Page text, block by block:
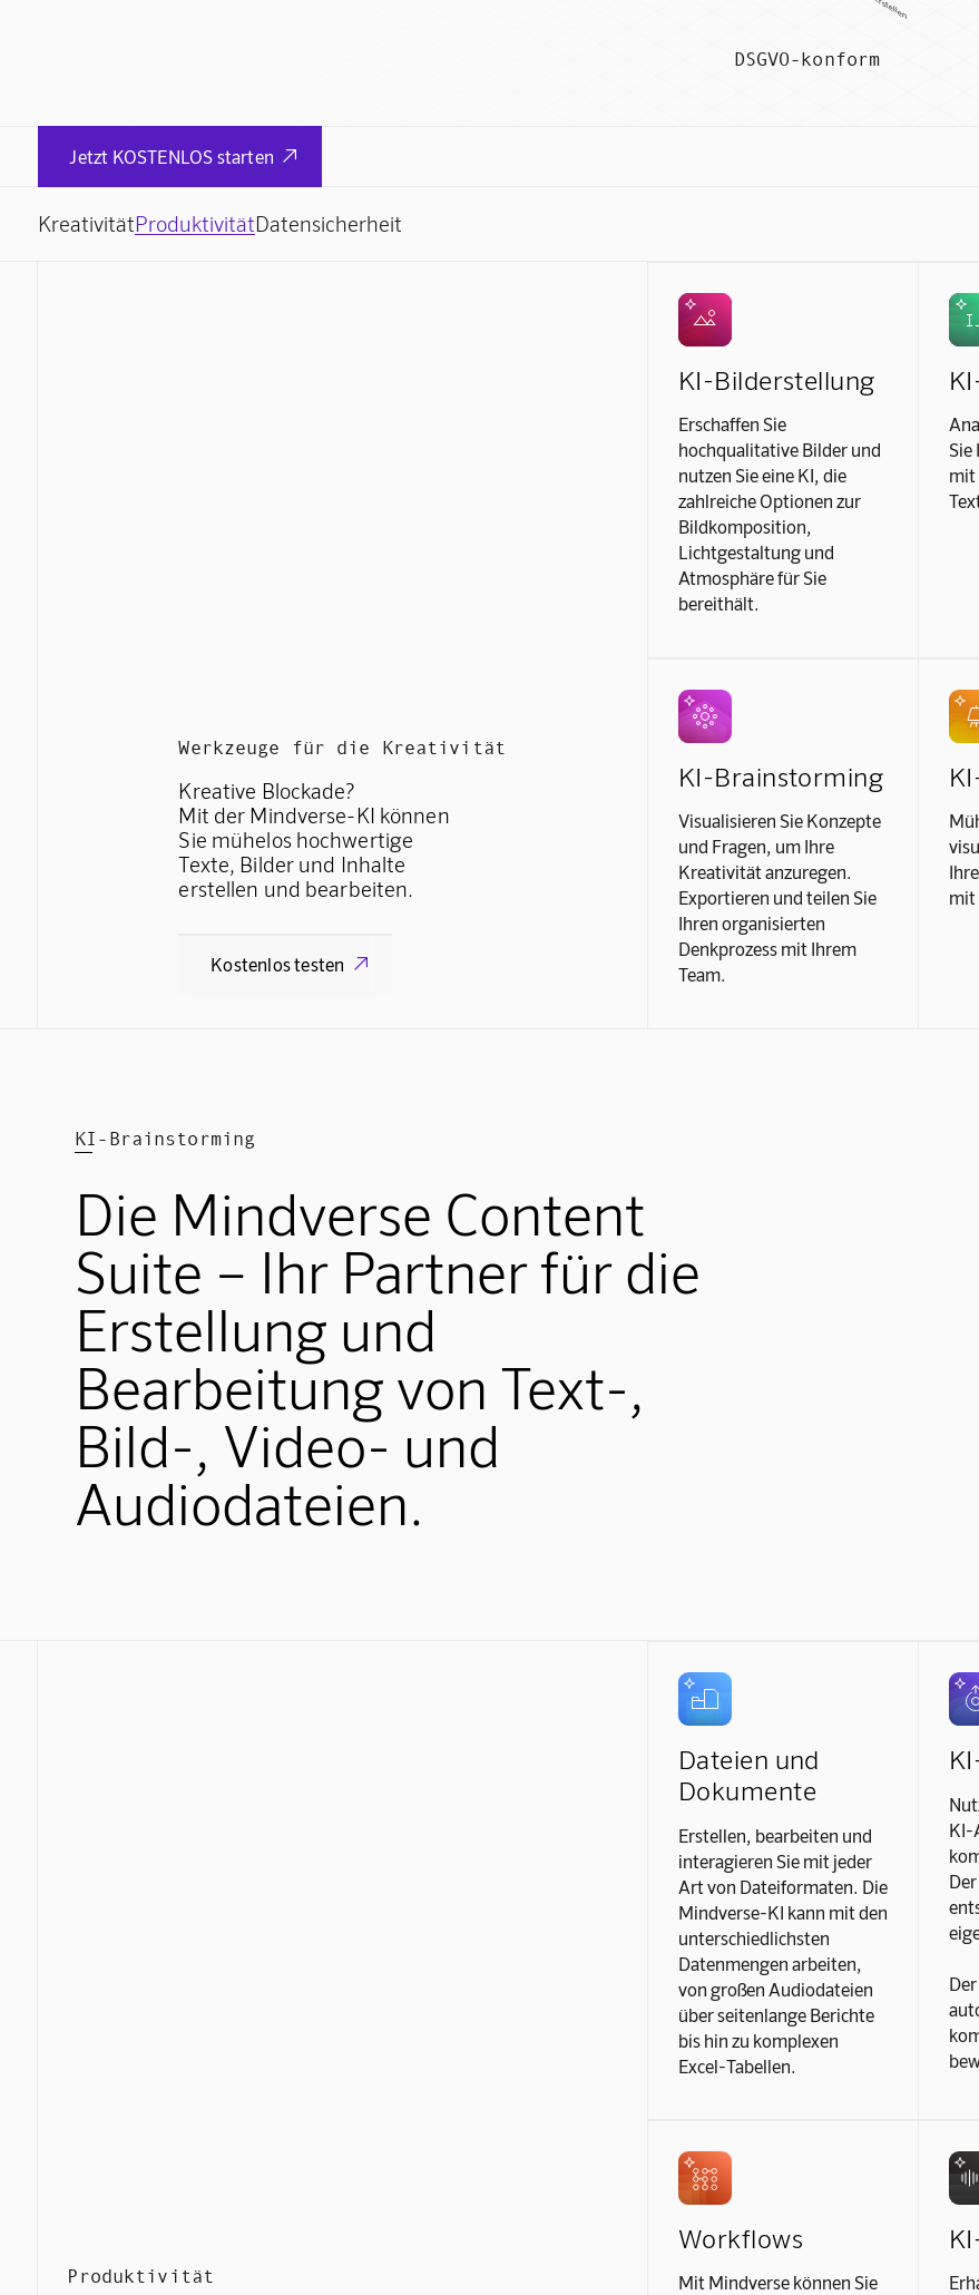
DSGVO-konform
Jetzt KOSTENLOS starten 
KreativitätProduktivitätDatensicherheit
Werkzeuge für die Kreativität
Kreative Blockade?
Mit der Mindverse-KI können
Sie mühelos hochwertige
Texte, Bilder und Inhalte
erstellen und bearbeiten.
Kostenlos testen 
KI-Bilderstellung
Erschaffen Sie
hochqualitative Bilder und
nutzen Sie eine KI, die
zahlreiche Optionen zur
Bildkomposition,
Lichtgestaltung und
Atmosphäre für Sie
bereithält.
Sie
mit
KI-Brainstorming
Visualisieren Sie Konzepte
und Fragen, um Ihre
Kreativität anzuregen.
Exportieren und teilen Sie
Ihren organisierten
Denkprozess mit Ihrem
Team.
mit
KI-Brainstorming
Die Mindverse Content
Suite – Ihr Partner für die
Erstellung und
Bearbeitung von Text-,
Bild-, Video- und
Audiodateien.
Produktivität
Dateien und
Dokumente
Erstellen, bearbeiten und
interagieren Sie mit jeder
Art von Dateiformaten. Die
Mindverse-KI kann mit den
unterschiedlichsten
Datenmengen arbeiten,
von großen Audiodateien
über seitenlange Berichte
bis hin zu komplexen
Excel-Tabellen.
KI-
Workflows
Mit Mindverse können Sie